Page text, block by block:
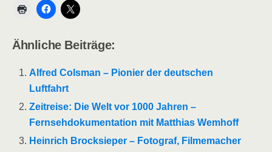
Ähnliche Beiträge:
Alfred Colsman – Pionier der deutschen
Luftfahrt
Zeitreise: Die Welt vor 1000 Jahren –
Fernsehdokumentation mit Matthias Wemhoff
Heinrich Brocksieper – Fotograf, Filmemacher